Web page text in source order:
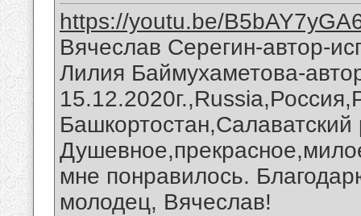
https://youtu.be/
Вячеслав Серегин-автор-
Лилия Баймухаметова-
мне понравилось.
молодец, Вячеслав!